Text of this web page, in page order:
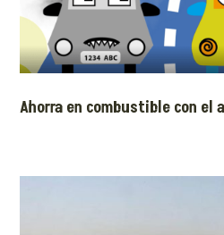
Ahorra en combustible con el